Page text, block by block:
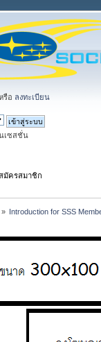
รือ ลงทะเบียน
เซสชั่น
มัครสมาชิก
Introduction for SSS